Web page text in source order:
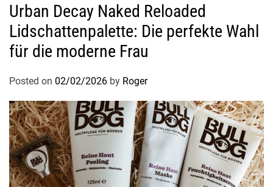
Urban Decay Naked Reloaded
Lidschattenpalette: Die perfekte Wahl
für die moderne Frau
Posted on 02/02/2026 by Roger